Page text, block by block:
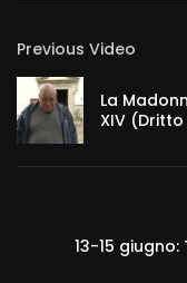
Previous Video
La
XIV
13-15